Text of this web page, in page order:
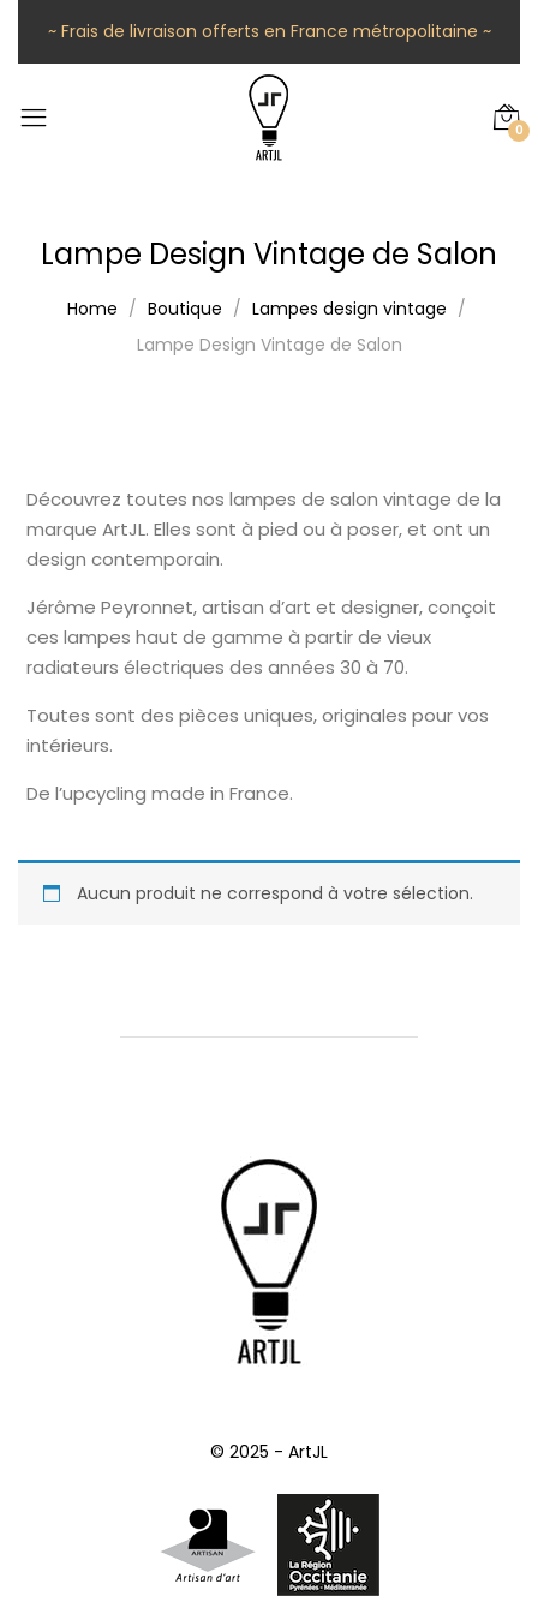
~ Frais de livraison offerts en France métropolitaine ~
0
Lampe Design Vintage de Salon
Home Boutique
Lampes design vintage
Lampe Design Vintage de Salon
Découvrez toutes nos lampes de salon vintage de la
marque ArtJL. Elles sont à pied ou à poser, et ont un
design contemporain.
Jérôme Peyronnet, artisan d’art et designer, conçoit
ces lampes haut de gamme à partir de vieux
radiateurs électriques des années 30 à 70.
Toutes sont des pièces uniques, originales pour vos
intérieurs.
De l’upcycling made in France.
Aucun produit ne correspond à votre sélection.
© 2025 - ArtJL